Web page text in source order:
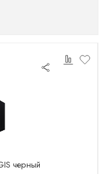
черный